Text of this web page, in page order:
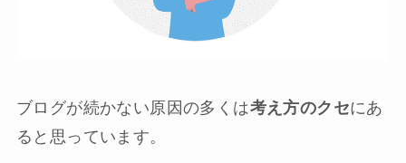
ブログが続かない原因の多くは考え方のクセにあ
ると思っています。